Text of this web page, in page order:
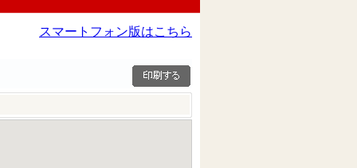
スマートフォン版はこちら